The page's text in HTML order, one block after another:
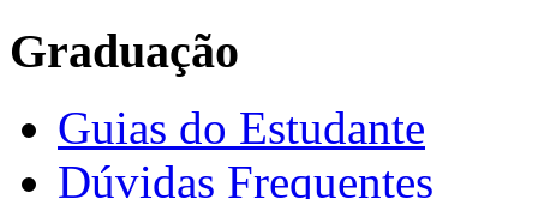
Graduação
Guias do Estudante
Dúvidas Frequentes